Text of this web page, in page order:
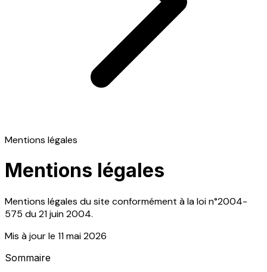
Mentions légales
Mentions légales
Mentions légales du site conformément à la loi n°2004-
575 du 21 juin 2004.
Mis à jour le 11 mai 2026
Sommaire